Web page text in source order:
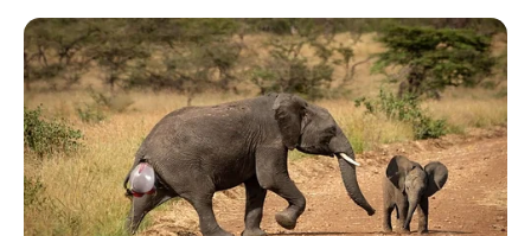
Suchen: